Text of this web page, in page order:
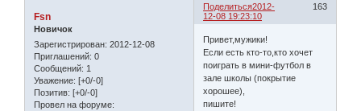
Поделиться 163
2012-
12-08 19:23:10
Fsn
Новичок
Зарегистрирован: 2012-12-08
Приглашений: 0
Сообщений: 1
Уважение: [+0/-0]
Позитив: [+0/-0]
Провел на форуме:
Привет,мужики!
Если есть кто-то,кто хочет
поиграть в мини-футбол в
зале школы (покрытие
хорошее),
пишите!